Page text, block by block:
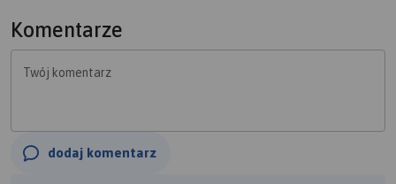
Komentarze
Twój komentarz
dodaj komentarz